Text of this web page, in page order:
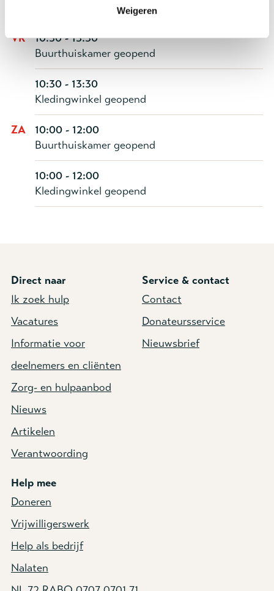
Weigeren
Buurthuiskamer en kledingwinkel geopend
VR
10:30 - 13:30
Buurthuiskamer geopend
10:30 - 13:30
Kledingwinkel geopend
ZA
10:00 - 12:00
Buurthuiskamer geopend
10:00 - 12:00
Kledingwinkel geopend
Direct naar
Ik zoek hulp
Vacatures
Informatie voor
deelnemers en cliënten
Zorg- en hulpaanbod
Nieuws
Artikelen
Verantwoording
Service & contact
Contact
Donateursservice
Nieuwsbrief
Help mee
Doneren
Vrijwilligerswerk
Help als bedrijf
Nalaten